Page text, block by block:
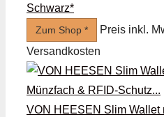
Schwarz*
Zum Shop *
Preis inkl.
Versandkosten
VON HEESEN Slim Wallet